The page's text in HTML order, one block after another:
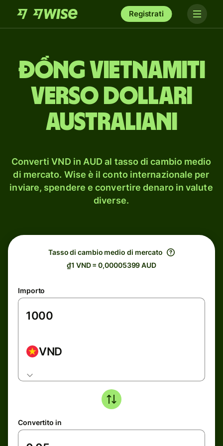
Registrati
đồng vietnamiti
verso dollari
australiani
Converti VND in AUD al tasso di cambio medio
di mercato. Wise è il conto internazionale per
inviare, spendere e convertire denaro in valute
diverse.
Tasso di cambio medio di mercato
₫1 VND = 0,00005399 AUD
Importo
VND
Convertito in